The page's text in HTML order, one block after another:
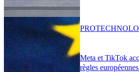
Meta et TikTok
règles
PRO